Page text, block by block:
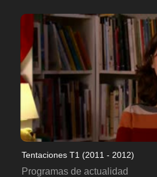
Tentaciones T1 (2011 - 2012)
Programas de actualidad